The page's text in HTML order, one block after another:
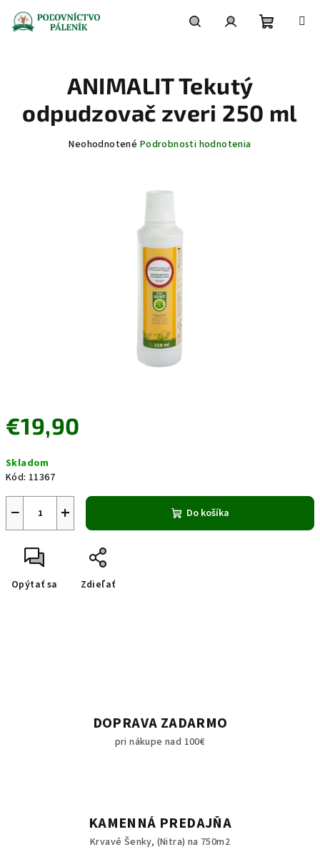
obsah
€19,90
cena:
Skladom
Kód: 11367
+
− Do košíka
Opýtať sa Zdieľať
ANIMALIT Tekutý
odpudzovač zveri 250 ml
Priemerné
Neohodnotené Podrobnosti hodnotenia
DOPRAVA ZADARMO
pri nákupe nad 100€
KAMENNÁ PREDAJŇA
Krvavé Šenky, (Nitra) na 750m2